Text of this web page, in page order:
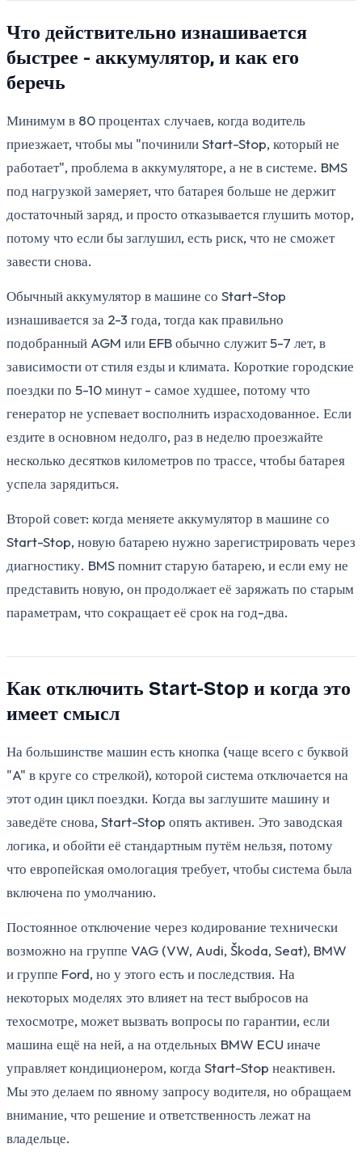
Что действительно изнашивается
быстрее - аккумулятор, и как его
беречь
Минимум в 80 процентах случаев, когда водитель
приезжает, чтобы мы "починили Start-Stop, который не
работает", проблема в аккумуляторе, а не в системе. BMS
под нагрузкой замеряет, что батарея больше не держит
достаточный заряд, и просто отказывается глушить мотор,
потому что если бы заглушил, есть риск, что не сможет
завести снова.
Обычный аккумулятор в машине со Start-Stop
изнашивается за 2-3 года, тогда как правильно
подобранный AGM или EFB обычно служит 5-7 лет, в
зависимости от стиля езды и климата. Короткие городские
поездки по 5-10 минут - самое худшее, потому что
генератор не успевает восполнить израсходованное. Если
ездите в основном недолго, раз в неделю проезжайте
несколько десятков километров по трассе, чтобы батарея
успела зарядиться.
Второй совет: когда меняете аккумулятор в машине со
Start-Stop, новую батарею нужно зарегистрировать через
диагностику. BMS помнит старую батарею, и если ему не
представить новую, он продолжает её заряжать по старым
параметрам, что сокращает её срок на год-два.
Как отключить Start-Stop и когда это
имеет смысл
На большинстве машин есть кнопка (чаще всего с буквой
"A" в круге со стрелкой), которой система отключается на
этот один цикл поездки. Когда вы заглушите машину и
заведёте снова, Start-Stop опять активен. Это заводская
логика, и обойти её стандартным путём нельзя, потому
что европейская омологация требует, чтобы система была
включена по умолчанию.
Постоянное отключение через кодирование технически
возможно на группе VAG (VW, Audi, Škoda, Seat), BMW
и группе Ford, но у этого есть и последствия. На
некоторых моделях это влияет на тест выбросов на
техосмотре, может вызвать вопросы по гарантии, если
машина ещё на ней, а на отдельных BMW ECU иначе
управляет кондиционером, когда Start-Stop неактивен.
Мы это делаем по явному запросу водителя, но обращаем
внимание, что решение и ответственность лежат на
владельце.